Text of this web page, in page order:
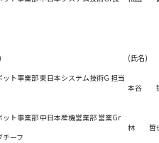
(氏名)
ット事業部 東日本システム技術G 担当
本谷
ット事業部 中日本産機営業部 営業Gr
チーフ
林 哲